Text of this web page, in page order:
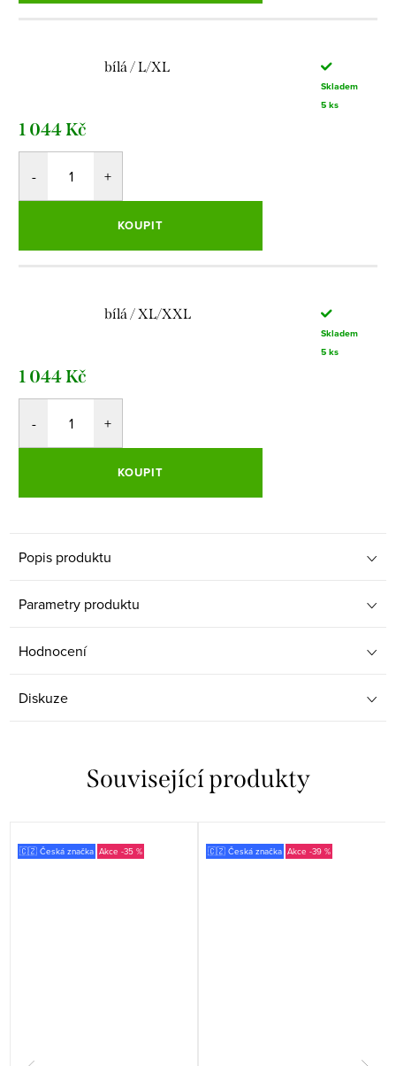
bílá / L/XL
Skladem
5 ks
1 044 Kč
KOUPIT
bílá / XL/XXL
Skladem
5 ks
1 044 Kč
KOUPIT
Popis produktu
Parametry produktu
Hodnocení
Diskuze
Související produkty
🇨🇿 Česká značka -35 % 🇨🇿 Česká značka -39 %